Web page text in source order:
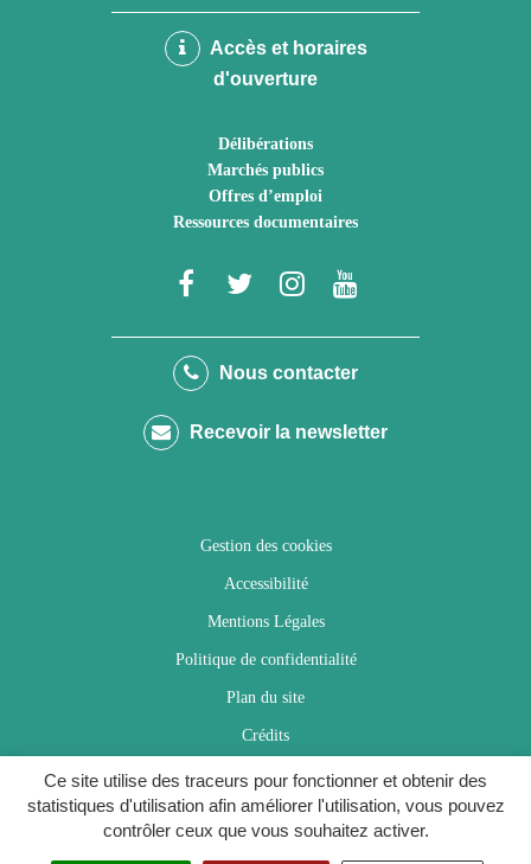
Ce site utilise des traceurs pour fonctionner et obtenir des
statistiques d'utilisation afin améliorer l'utilisation, vous pouvez
contrôler ceux que vous souhaitez activer.
Accès et horaires
d'ouverture
Délibérations
Marchés publics
Offres d’emploi
Ressources documentaires
Lien
le
Facebook
Lien
le
Twitter
Lien
le
Instagram
Youtube
Nous contacter
Recevoir la newsletter
Gestion des cookies
Accessibilité
Mentions Légales
Politique de confidentialité
Plan du site
Crédits